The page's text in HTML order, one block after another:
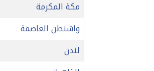
مكة المكرمة
واشنطن العاصمة
لندن